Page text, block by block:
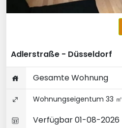
Adlerstraße - Düsseldorf
Gesamte Wohnung
Wohnungseigentum 33 ㎡
Verfügbar 01-08-2026